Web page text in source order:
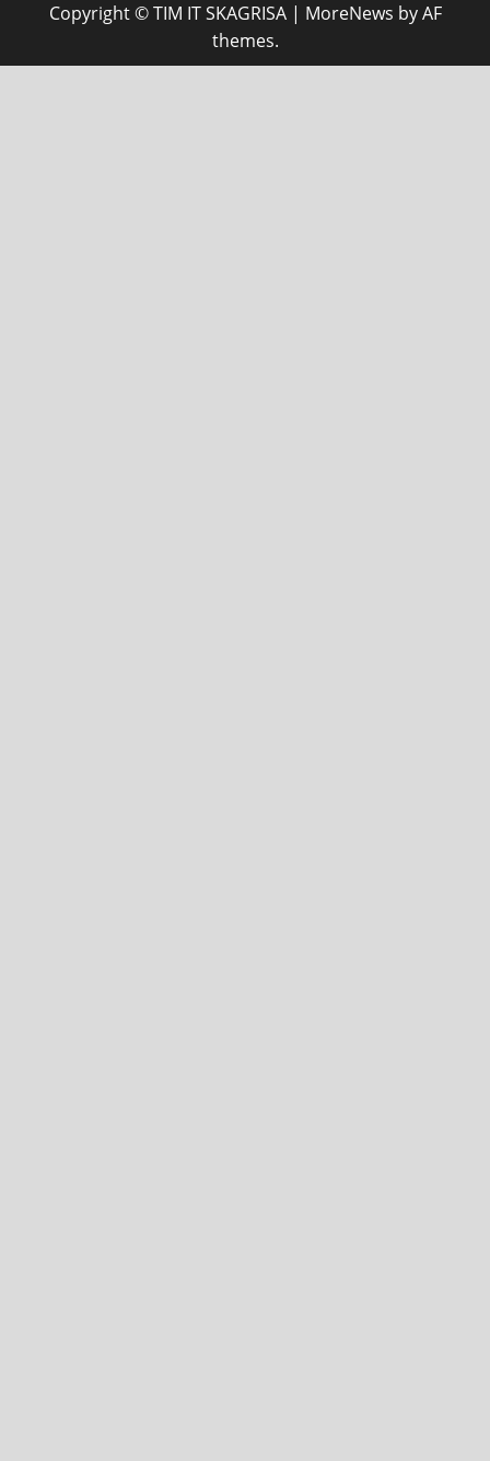
Copyright © TIM IT SKAGRISA | MoreNews by AF
themes.